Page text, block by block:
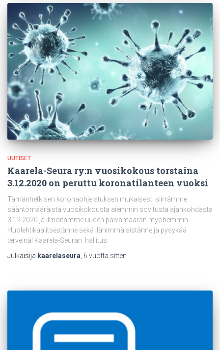
UUTISET
Kaarela-Seura ry:n vuosikokous torstaina
3.12.2020 on peruttu koronatilanteen vuoksi
Tämänhetkisen koronaohjeistuksen mukaisesti siirrämme
sääntömääräistä vuosikokousta aiemmin sovitusta ajankohdasta
3.12.2020 ja ilmoitamme uuden päivämäärän myöhemmin.
Huolehtikaa itsestänne sekä lähimmäisistänne ja pysykää
terveinä! Kaarela-Seuran hallitus
Julkaisija kaarelaseura, 6 vuotta sitten